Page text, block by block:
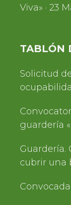
Viva» · 23
TABLÓN
Solicitud
guardería
Guardería.
cubrir una